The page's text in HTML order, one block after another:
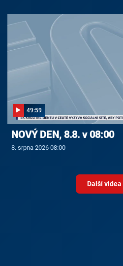
49:59
NOVÝ DEN, 8.8. v 08:00
8. srpna 2026 08:00
Další videa